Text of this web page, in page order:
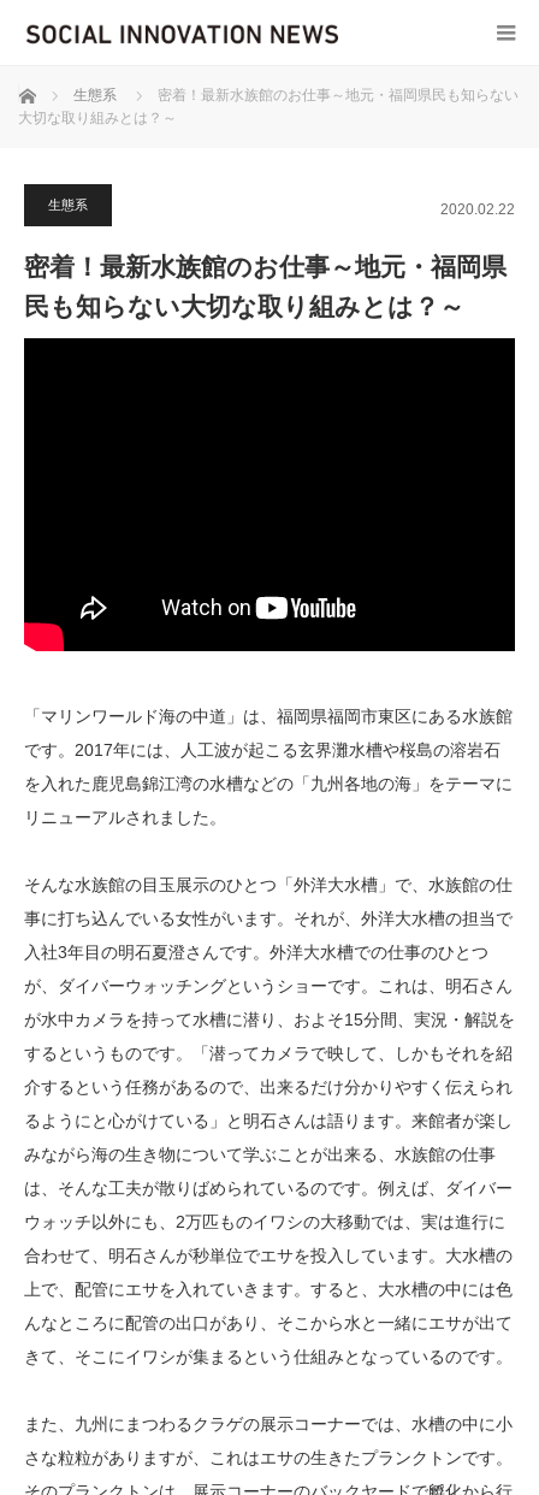
ホーム 生態系
密着！最新水族館のお仕事～地元・福岡県民も知らない
大切な取り組みとは？～
生態系 2020.02.22
密着！最新水族館のお仕事～地元・福岡県
民も知らない大切な取り組みとは？～
「マリンワールド海の中道」は、福岡県福岡市東区にある水族館
です。2017年には、人工波が起こる玄界灘水槽や桜島の溶岩石
を入れた鹿児島錦江湾の水槽などの「九州各地の海」をテーマに
リニューアルされました。
そんな水族館の目玉展示のひとつ「外洋大水槽」で、水族館の仕
事に打ち込んでいる女性がいます。それが、外洋大水槽の担当で
入社3年目の明石夏澄さんです。外洋大水槽での仕事のひとつ
が、ダイバーウォッチングというショーです。これは、明石さん
が水中カメラを持って水槽に潜り、およそ15分間、実況・解説を
するというものです。「潜ってカメラで映して、しかもそれを紹
介するという任務があるので、出来るだけ分かりやすく伝えられ
るようにと心がけている」と明石さんは語ります。来館者が楽し
みながら海の生き物について学ぶことが出来る、水族館の仕事
は、そんな工夫が散りばめられているのです。例えば、ダイバー
ウォッチ以外にも、2万匹ものイワシの大移動では、実は進行に
合わせて、明石さんが秒単位でエサを投入しています。大水槽の
上で、配管にエサを入れていきます。すると、大水槽の中には色
んなところに配管の出口があり、そこから水と一緒にエサが出て
きて、そこにイワシが集まるという仕組みとなっているのです。
また、九州にまつわるクラゲの展示コーナーでは、水槽の中に小
さな粒粒がありますが、これはエサの生きたプランクトンです。
そのプランクトンは、展示コーナーのバックヤードで孵化から行